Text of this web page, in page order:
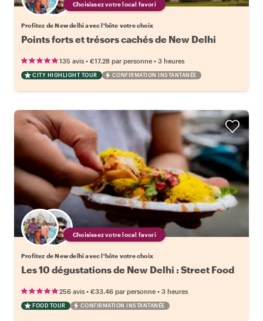
Choisissez votre local favori
Profitez de New delhi avec l'hôte votre choix
Points forts et trésors cachés de New Delhi
135 avis • €17.28 par personne • 3 heures
CITY HIGHLIGHT TOUR CONFIRMATION INSTANTANÉE
Choisissez votre local favori
Profitez de New delhi avec l'hôte votre choix
Les 10 dégustations de New Delhi : Street Food
256 avis • €33.46 par personne • 3 heures
FOOD TOUR CONFIRMATION INSTANTANÉE